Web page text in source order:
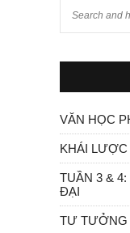
VĂN HỌC
KHÁI
TUẦN 3 &
ĐẠI
TƯ TƯỞNG